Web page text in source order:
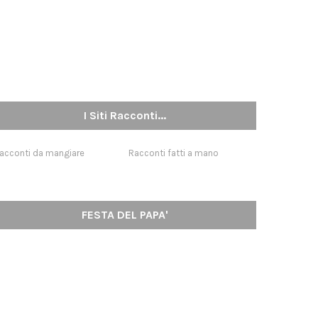
I Siti Racconti...
da mangiare Racconti fatti a mano
FESTA DEL PAPA'